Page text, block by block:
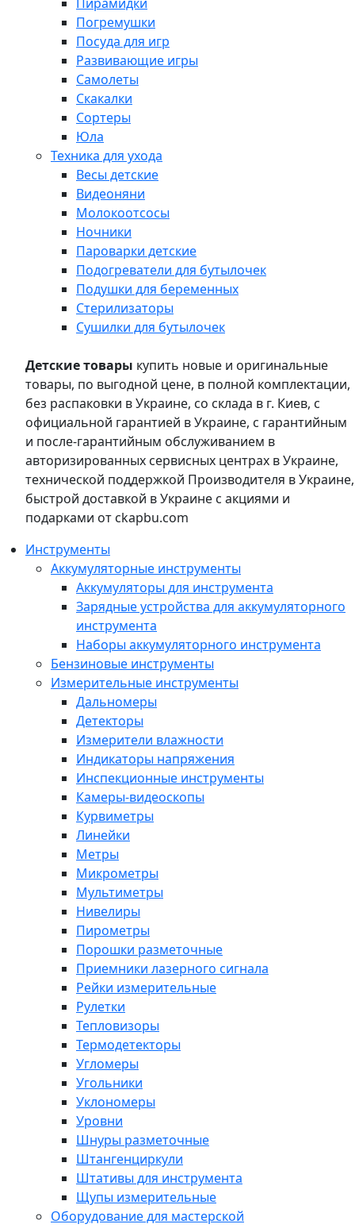
Погремушки
Посуда для игр
Развивающие игры
Самолеты
Скакалки
Сортеры
Юла
Техника для ухода
Весы детские
Видеоняни
Молокоотсосы
Ночники
Пароварки детские
Подогреватели для бутылочек
Подушки для беременных
Стерилизаторы
Сушилки для бутылочек
Детские товары купить новые и оригинальные
товары, по выгодной цене, в полной комплектации,
без распаковки в Украине, со склада в г. Киев, с
официальной гарантией в Украине, с гарантийным
и после-гарантийным обслуживанием в
авторизированных сервисных центрах в Украине,
технической поддержкой Производителя в Украине,
быстрой доставкой в Украине с акциями и
подарками от ckapbu.com
Инструменты
Аккумуляторные инструменты
Аккумуляторы для инструмента
Зарядные устройства для аккумуляторного
инструмента
Наборы аккумуляторного инструмента
Бензиновые инструменты
Измерительные инструменты
Дальномеры
Детекторы
Измерители влажности
Индикаторы напряжения
Инспекционные инструменты
Камеры-видеоскопы
Курвиметры
Линейки
Метры
Микрометры
Мультиметры
Нивелиры
Пирометры
Порошки разметочные
Приемники лазерного сигнала
Рейки измерительные
Рулетки
Тепловизоры
Термодетекторы
Угломеры
Угольники
Уклономеры
Уровни
Шнуры разметочные
Штангенциркули
Штативы для инструмента
Щупы измерительные
Оборудование для мастерской